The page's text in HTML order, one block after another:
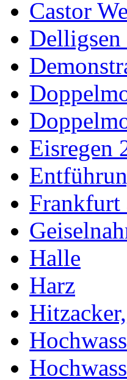
Castor
Eisregen
Frankfurt
Halle
Harz